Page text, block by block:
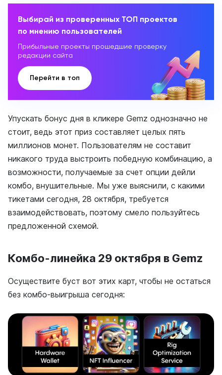
Выбирай из проверенных ТОП проектов
по мнению пользователей
Прибыльные проекты прошедшие проверку
редакции сайта
Перейти в топ
Упускать бонус дня в кликере Gemz однозначно не
стоит, ведь этот приз составляет целых пять
миллионов монет. Пользователям не составит
никакого труда выстроить победную комбинацию, а
возможности, получаемые за счет опции дейли
комбо, внушительные. Мы уже выяснили, с какими
тикетами сегодня, 28 октября, требуется
взаимодействовать, поэтому смело пользуйтесь
предложенной схемой.
Комбо-линейка 29 октября в Gemz
Осуществите буст вот этих карт, чтобы не остаться
без комбо-выигрыша сегодня: